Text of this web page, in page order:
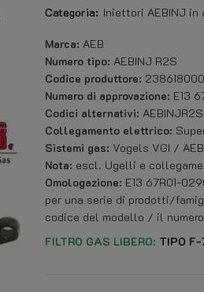
Categoria: Iniettori AEBINJ in
Marca: AEB
Numero tipo: AEBINJ R2S
Codice produttore: 238618000
Numero di approvazione: E13
Codici alternativi: AEBINJR2S
Collegamento elettrico:
Sistemi gas: Vogels VGI /
Nota: escl. Ugelli e
Omologazione: E13 67R01-
per una serie di prodotti/
codice del modello / il
FILTRO GAS LIBERO: TIPO F-